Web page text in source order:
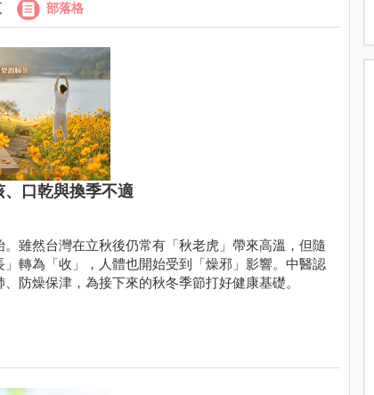
部落格
口乾與換季不適
雖然台灣在立秋後仍常有「秋老虎」帶來高溫，但隨
轉為「收」，人體也開始受到「燥邪」影響。中醫認
防燥保津，為接下來的秋冬季節打好健康基礎。